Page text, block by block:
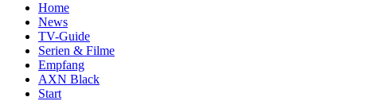
Home
News
TV-Guide
Serien & Filme
Empfang
AXN Black
Start